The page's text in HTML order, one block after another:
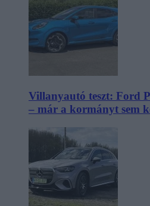
Villanyautó teszt: Ford
– már a kormányt sem